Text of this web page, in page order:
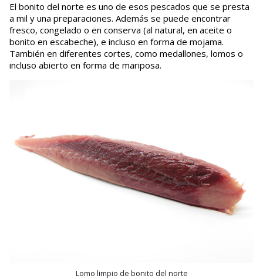
El bonito del norte es uno de esos pescados que se presta
a mil y una preparaciones. Además se puede encontrar
fresco, congelado o en conserva (al natural, en aceite o
bonito en escabeche), e incluso en forma de mojama.
También en diferentes cortes, como medallones, lomos o
incluso abierto en forma de mariposa.
Lomo limpio de bonito del norte